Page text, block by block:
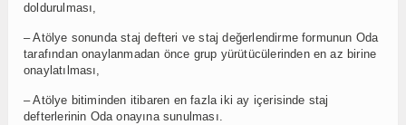
doldurulması,
– Atölye sonunda staj defteri ve staj değerlendirme formunun Oda
tarafından onaylanmadan önce grup yürütücülerinden en az birine
onaylatılması,
– Atölye bitiminden itibaren en fazla iki ay içerisinde staj
defterlerinin Oda onayına sunulması.